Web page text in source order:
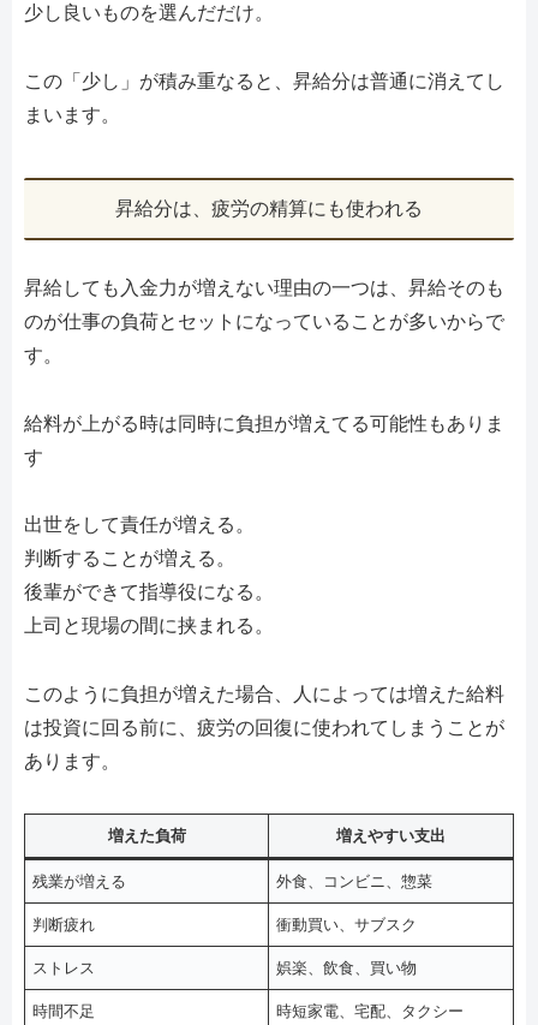
少し良いものを選んだだけ。
この「少し」が積み重なると、昇給分は普通に消えてし
まいます。
昇給分は、疲労の精算にも使われる
昇給しても入金力が増えない理由の一つは、昇給そのも
のが仕事の負荷とセットになっていることが多いからで
す。
給料が上がる時は同時に負担が増えてる可能性もありま
す
出世をして責任が増える。
判断することが増える。
後輩ができて指導役になる。
上司と現場の間に挟まれる。
このように負担が増えた場合、人によっては増えた給料
は投資に回る前に、疲労の回復に使われてしまうことが
あります。
増えた負荷 増えやすい支出
残業が増える 外食、コンビニ、惣菜
判断疲れ 衝動買い、サブスク
ストレス 娯楽、飲食、買い物
時間不足 時短家電、宅配、タクシー